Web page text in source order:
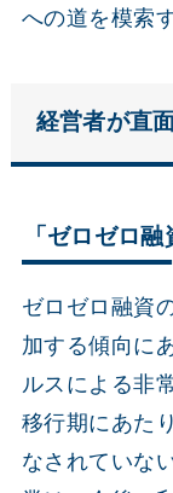
への道を模索
経営者が直
「ゼロゼロ
ゼロゼロ融資
加する傾向に
ルスによる非
移行期にあた
なされていな